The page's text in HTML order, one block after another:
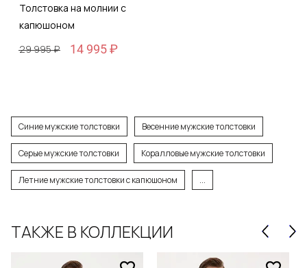
Толстовка на молнии с
капюшоном
29 995 ₽
14 995 ₽
Синие мужские толстовки Весенние мужские толстовки
Серые мужские толстовки Коралловые мужские толстовки
Летние мужские толстовки с капюшоном ...
ТАКЖЕ В КОЛЛЕКЦИИ